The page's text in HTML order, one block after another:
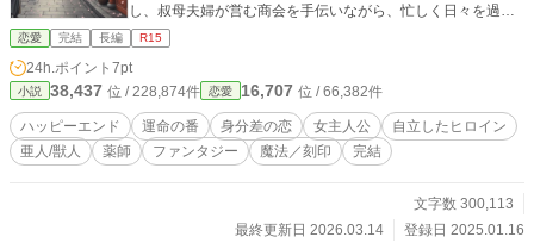
し、叔母夫婦が営む商会を手伝いながら、忙しく日々を過ご
している内に、いつの間にか成人から、三年の月日が経って
いた。 十八歳になったアヴリルに結婚の話が持ち上がって
いる事を知り、アヴリルは決断する。何としても、本物の番
を見つけると。そして、ある一人の青年と出会った事で、ア
ヴリルの恋が始まった。 『私、動物アレルギーなんです
っ！』のスピンオフ。リジィの親友である黒ヘビ族、アヴリ
ルの恋物話。
恋愛 完結 長編 R15
24h.ポイント 7pt
小説 38,437 位 / 228,874件 恋愛 16,707 位 / 66,382件
ハッピーエンド 運命の番 身分差の恋 女主人公
自立したヒロイン
亜人/獣人
薬師 ファンタジー 魔法／刻印 完結
文字数 300,113
最終更新日 2026.03.14
登録日 2025.01.16